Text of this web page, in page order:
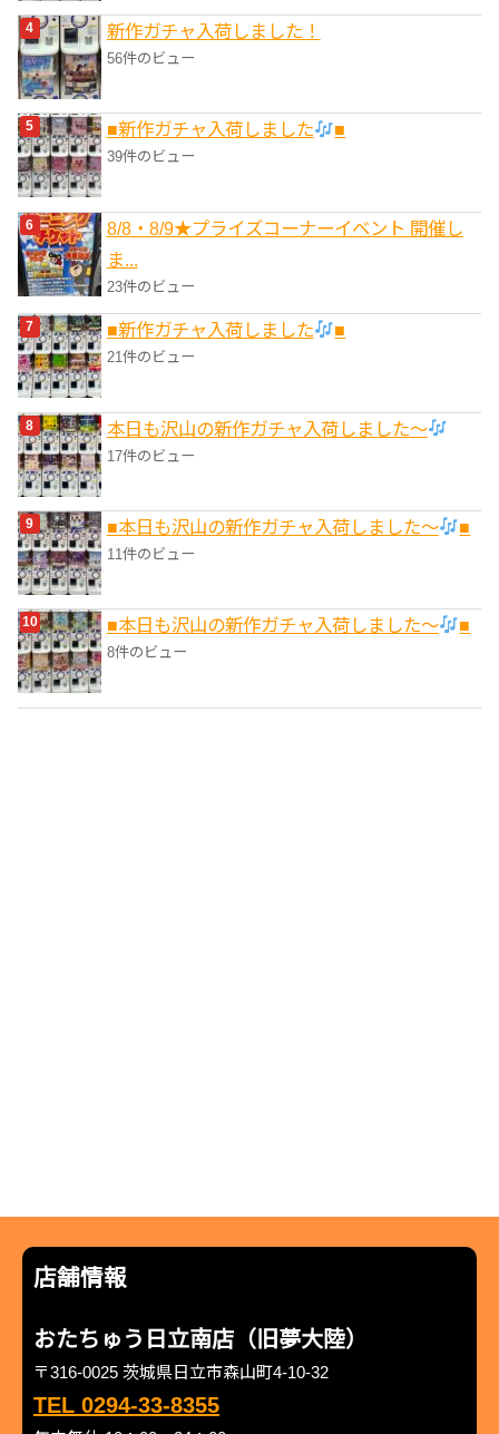
新作ガチャ入荷しました！
56件のビュー
■新作ガチャ入荷しました ■
39件のビュー
8/8・8/9★プライズコーナーイベント 開催し
ま...
23件のビュー
■新作ガチャ入荷しました ■
21件のビュー
本日も沢山の新作ガチャ入荷しました〜
17件のビュー
■本日も沢山の新作ガチャ入荷しました〜 ■
11件のビュー
■本日も沢山の新作ガチャ入荷しました〜 ■
8件のビュー
店舗情報
おたちゅう日立南店（旧夢大陸）
〒316-0025 茨城県日立市森山町4-10-32
TEL 0294-33-8355